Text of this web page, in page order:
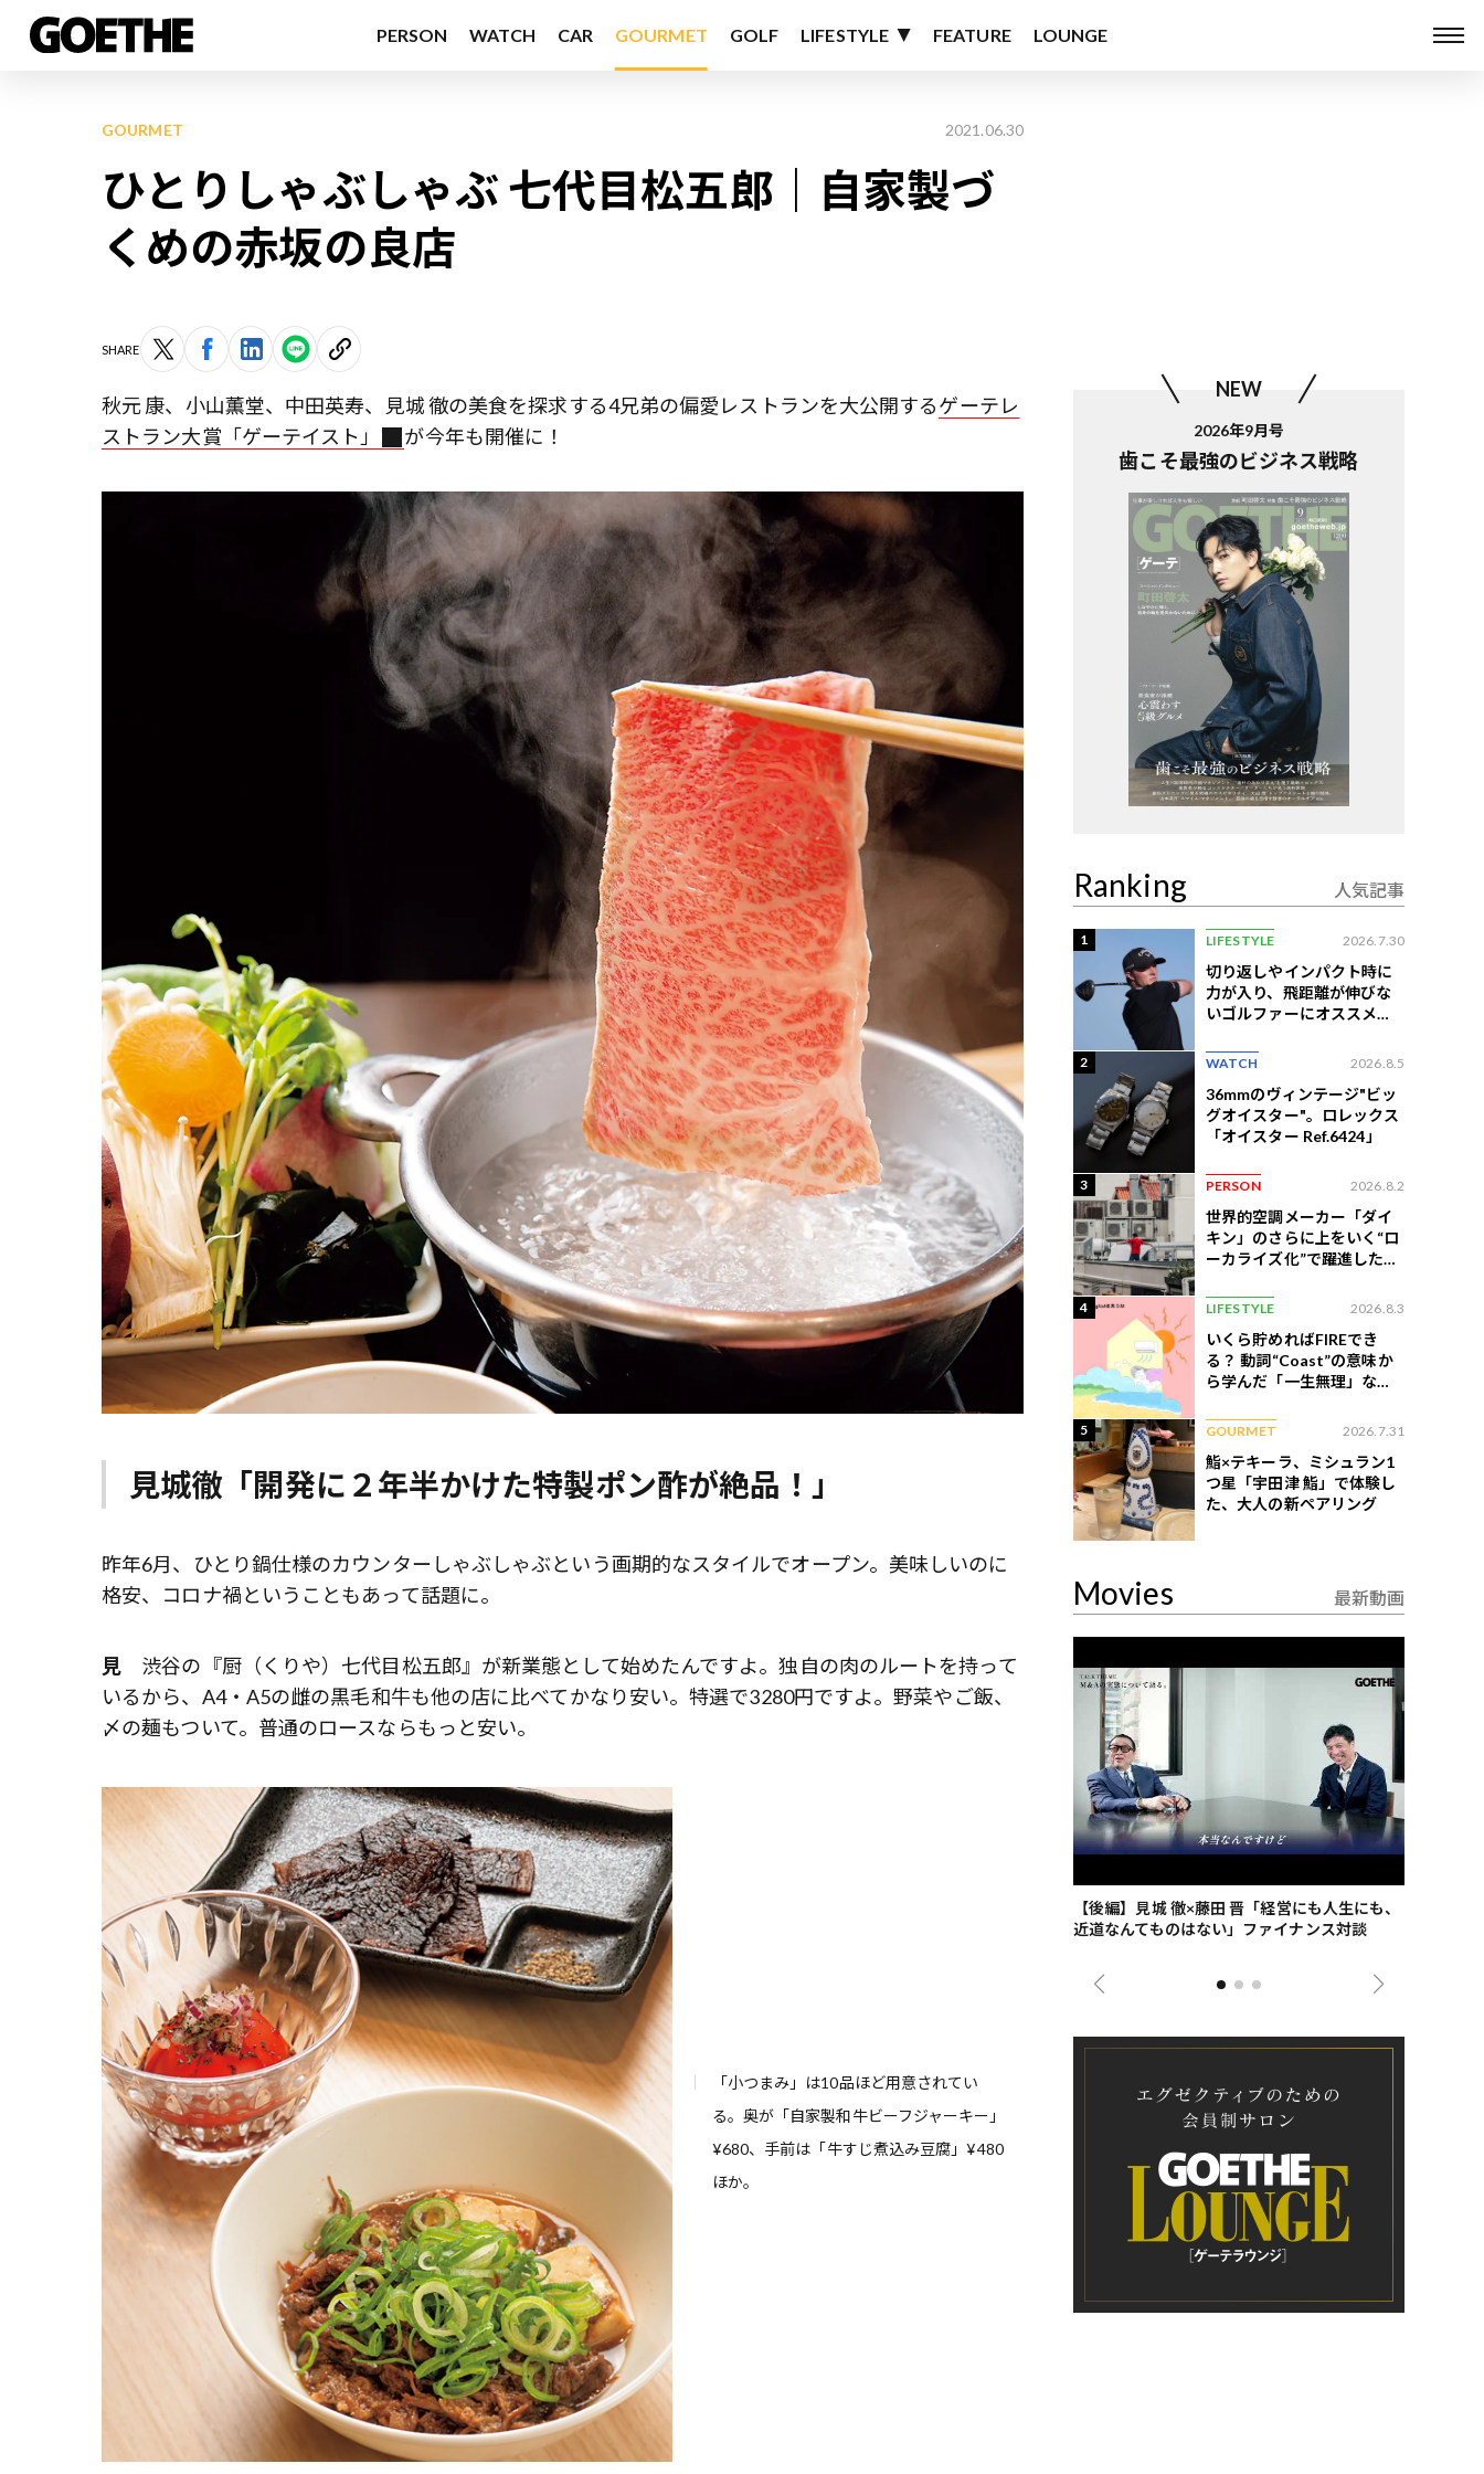
PERSON WATCH CAR GOURMET GOLF LIFESTYLE FEATURE LOUNGE
GOURMET 2021.06.30
ひとりしゃぶしゃぶ 七代目松五郎｜自家製づ
くめの赤坂の良店
SHARE
秋元 康、小山薫堂、中田英寿、見城 徹の美食を探求する4兄弟の偏愛レストランを大公開するゲーテレ
ストラン大賞「ゲーテイスト」
が今年も開催に！
見城徹「開発に２年半かけた特製ポン酢が絶品！」
昨年6月、ひとり鍋仕様のカウンターしゃぶしゃぶという画期的なスタイルでオープン。美味しいのに
格安、コロナ禍ということもあって話題に。
見 渋谷の『厨（くりや）七代目松五郎』が新業態として始めたんですよ。独自の肉のルートを持って
いるから、A4・A5の雌の黒毛和牛も他の店に比べてかなり安い。特選で3280円ですよ。野菜やご飯、
〆の麺もついて。普通のロースならもっと安い。
「小つまみ」は10品ほど用意されてい
る。奥が「自家製和牛ビーフジャーキー」
¥680、手前は「牛すじ煮込み豆腐」¥480
ほか。
NEW
2026年9月号
歯こそ最強のビジネス戦略
Ranking 人気記事
1 LIFESTYLE 2026.7.30
切り返しやインパクト時に
力が入り、飛距離が伸びな
いゴルファーにオススメの
2 WATCH 2026.8.5
36mmのヴィンテージ"ビッ
グオイスター"。ロレックス
「オイスター Ref.6424」
3 PERSON 2026.8.2
世界的空調メーカー「ダイ
キン」のさらに上をいく“ロ
ーカライズ化”で躍進したイ
4 LIFESTYLE 2026.8.3
いくら貯めればFIREでき
る？ 動詞“Coast”の意味か
ら学んだ「一生無理」な切
5 GOURMET 2026.7.31
鮨×テキーラ、ミシュラン1
つ星「宇田津 鮨」で体験し
た、大人の新ペアリング
Movies 最新動画
【後編】見城 徹×藤田 晋「経営にも人生にも、
近道なんてものはない」ファイナンス対談